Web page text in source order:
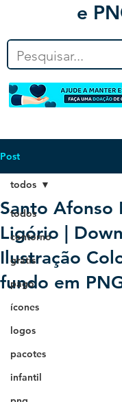
e
Post
todos
contorno
grátis
pago
ícones
logos
pacotes
infantil
todos
Santo Afonso
Ligório |
Ilustração
fundo em